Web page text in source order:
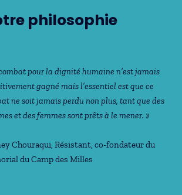
philosophie
pour la dignité humaine n’est jamais
gagné mais l’essentiel est que ce
ne soit jamais perdu non plus, tant que des
et des femmes sont prêts à le mener. »
Chouraqui, Résistant, co-fondateur du
du Camp des Milles